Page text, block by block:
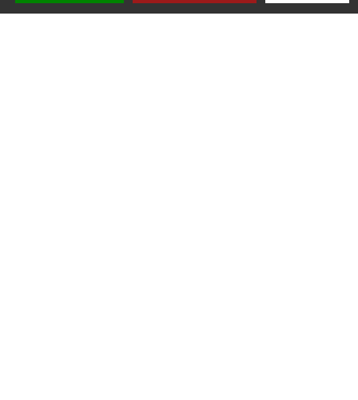
Commune de Charbonnières